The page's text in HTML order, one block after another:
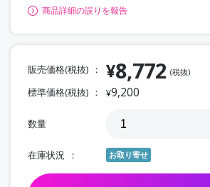
商品詳細の誤りを報告
販売価格(税抜) ¥8,772 (税抜)
標準価格(税抜) ¥9,200
数量
在庫状況 お取り寄せ